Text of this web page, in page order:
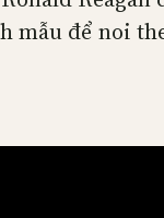
mẫu để noi